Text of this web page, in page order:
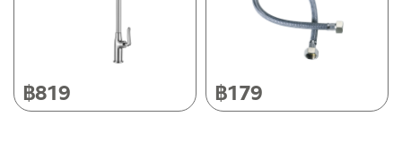
Operating Time
Monday – Friday 8:30-17:30 hrs.
Saturday 8:30-15:00 hrs.
Closed on Sunday and Special / Public Holidays
฿819 ฿179